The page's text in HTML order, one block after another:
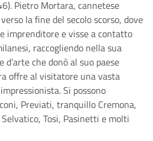
Pietro Mortara, cannetese
la fine del secolo scorso, dove
imprenditore e visse a contatto
raccogliendo nella sua
che donò al suo paese
offre al visitatore una vasta
Si possono
Previati, tranquillo Cremona,
Tosi, Pasinetti e molti